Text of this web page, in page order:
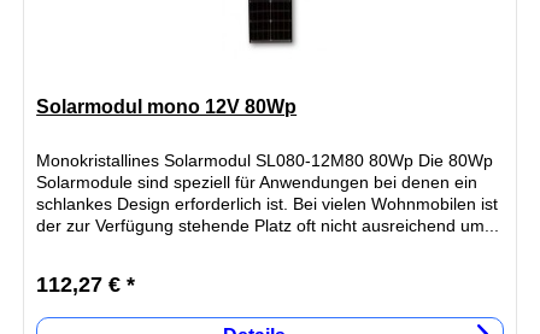
Solarmodul mono 12V 80Wp
Monokristallines Solarmodul SL080-12M80 80Wp Die 80Wp
Solarmodule sind speziell für Anwendungen bei denen ein
schlankes Design erforderlich ist. Bei vielen Wohnmobilen ist
der zur Verfügung stehende Platz oft nicht ausreichend um...
112,27 € *